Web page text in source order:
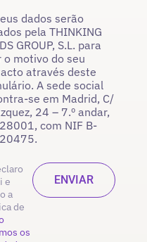
dados serão
pela THINKING
GROUP, S.L. para
o motivo do seu
através deste
A sede social
se em Madrid, C/
24 – 7.º andar,
28001, com NIF B-
e
a
de
os